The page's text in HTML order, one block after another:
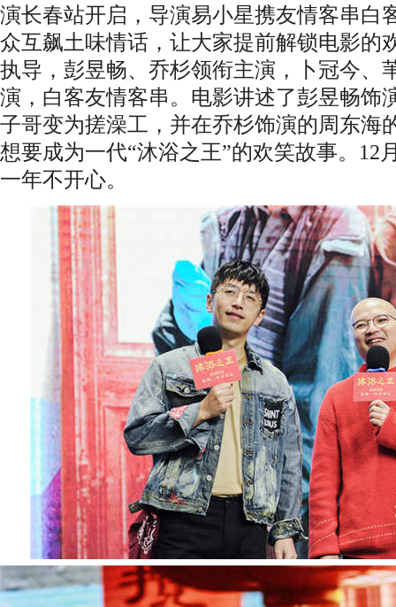
演长春站开启，导演易小星携友情客串白
众互飙土味情话，让大家提前解锁电影的
执导，彭昱畅、乔杉领衔主演，卜冠今、
演 ， 白客友情客串。 电影讲述了彭昱畅饰
子哥变为搓澡工，并在乔杉饰演的周东海
想要成为一代“沐浴之王”的欢笑故事。 12
一年不开心。